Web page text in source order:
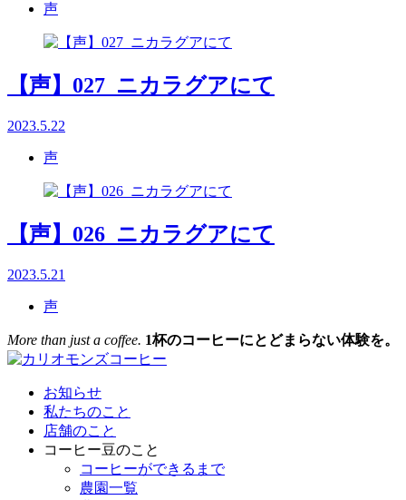
声
【声】027_ニカラグアにて
2023.5.22
声
【声】026_ニカラグアにて
2023.5.21
声
More than just a coffee. 1杯のコーヒーにとどまらない体験を。
お知らせ
私たちのこと
店舗のこと
コーヒー豆のこと
コーヒーができるまで
農園一覧